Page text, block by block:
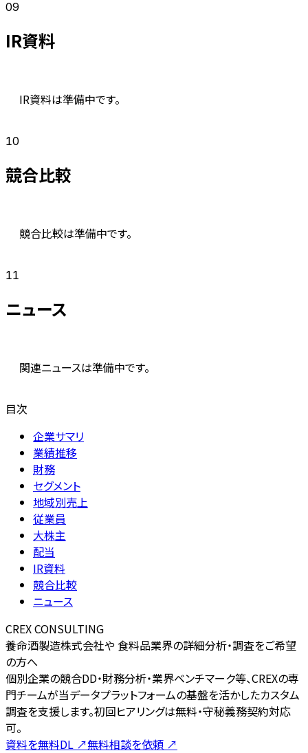
09
IR資料
IR資料は準備中です。
10
競合比較
競合比較は準備中です。
11
ニュース
関連ニュースは準備中です。
目次
企業サマリ
業績推移
財務
セグメント
地域別売上
従業員
大株主
配当
IR資料
競合比較
ニュース
CREX CONSULTING
養命酒製造株式会社や 食料品業界の詳細分析・調査をご希望
の方へ
個別企業の競合DD・財務分析・業界ベンチマーク等、CREXの専
門チームが当データプラットフォームの基盤を活かしたカスタム
調査を支援します。初回ヒアリングは無料・守秘義務契約対応
可。
資料を無料DL ↗無料相談を依頼 ↗